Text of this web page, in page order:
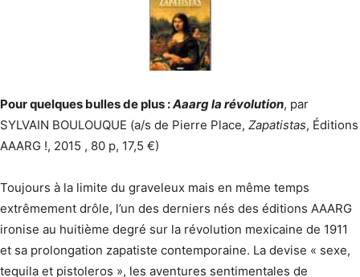
Pour quelques bulles de plus :Aaarg la révolution, par
SYLVAIN BOULOUQUE (a/s de Pierre Place, Zapatistas, Éditions
AAARG !, 2015 , 80 p, 17,5 €)
Toujours à la limite du graveleux mais en même temps
extrêmement drôle, l’un des derniers nés des éditions AAARG
ironise au huitième degré sur la révolution mexicaine de 1911
et sa prolongation zapatiste contemporaine. La devise « sexe,
tequila et pistoleros », les aventures sentimentales de